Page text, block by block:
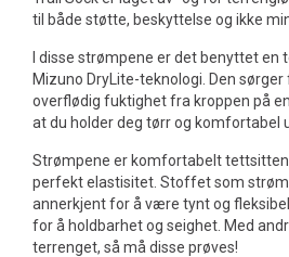
til både støtte, beskyttelse og ikke
I disse strømpene er det benyttet en
Mizuno DryLite-teknologi. Den
overflødig fuktighet fra kroppen på
at du holder deg tørr og komfortabel
Strømpene er komfortabelt
perfekt elastisitet. Stoffet som
annerkjent for å være tynt og
for å holdbarhet og seighet. Med
terrenget, så må disse prøves!